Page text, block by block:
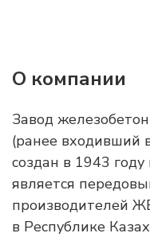
О компании
Завод
(ранее входивший
создан в 1943
является
производителей
в Республике